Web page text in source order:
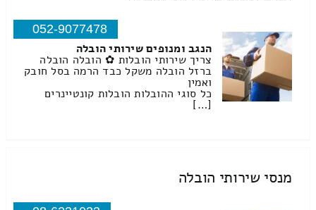
052-9077478
הנגב ומנופים שירותי הובלה
צריך שירותי הובלות ✿ הובלה הובלה
ברזל הובלה משקל כבד הרמה בסל חובק
ואמין
כל סוגי ההובלות הובלות קונטיינרים
[…]
מנסי שירותי הובלה